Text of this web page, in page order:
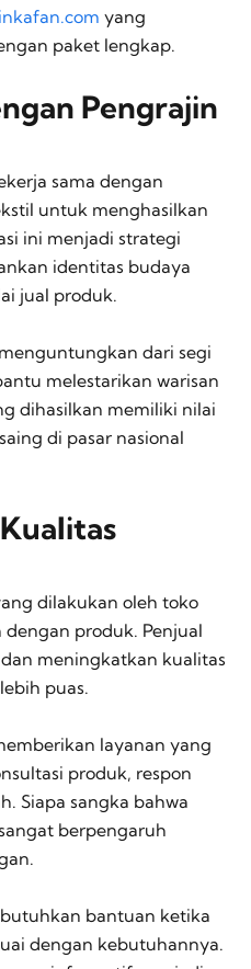
yang
paket lengkap.
Pengrajin
sama dengan
untuk menghasilkan
ini menjadi strategi
identitas budaya
jual produk.
dari segi
melestarikan warisan
dihasilkan memiliki nilai
di pasar nasional
dilakukan oleh toko
produk. Penjual
meningkatkan kualitas
puas.
layanan yang
produk, respon
Siapa sangka bahwa
berpengaruh
bantuan ketika
dengan kebutuhannya.